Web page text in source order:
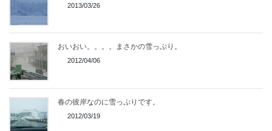
2013/03/26
おいおい。。。。まさかの雪っぷり。
2012/04/06
春の彼岸なのに雪っぷりです。
2012/03/19